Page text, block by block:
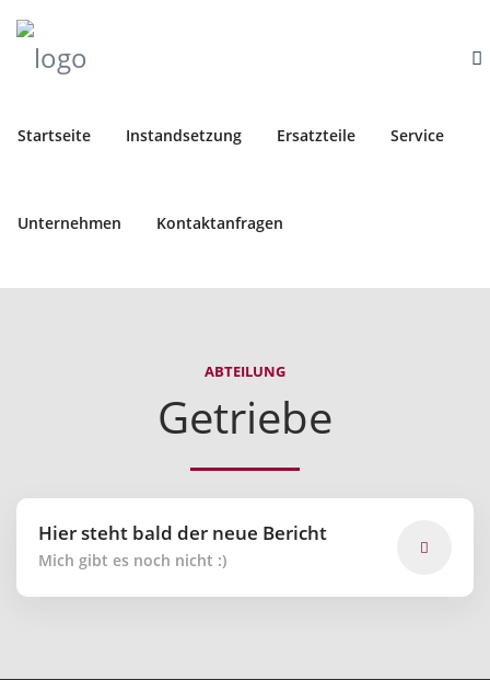
Startseite Instandsetzung Ersatzteile Service
Unternehmen Kontaktanfragen
ABTEILUNG
Getriebe
Hier steht bald der neue Bericht
Mich gibt es noch nicht :)